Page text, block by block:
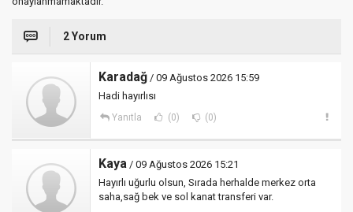
2 Yorum
Karadağ / 09 Ağustos 2026 15:59
Hadi hayırlısı
Yanıtla (0) (0)
Kaya / 09 Ağustos 2026 15:21
Hayırlı uğurlu olsun, Sırada herhalde merkez orta
saha,sağ bek ve sol kanat transferi var.